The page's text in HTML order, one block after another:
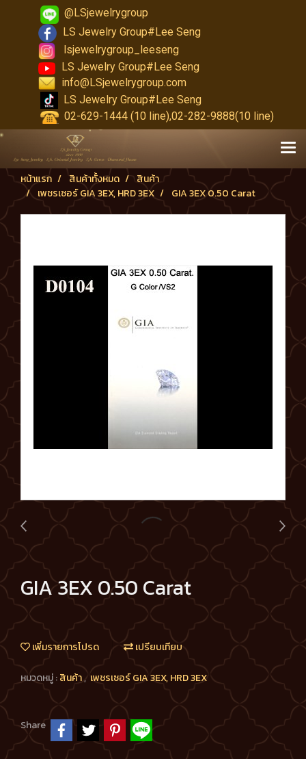
@LSjewelrygroup
LS Jewelry Group#Lee Seng
lsjewelrygroup_leeseng
LS Jewelry Group#Lee Seng
info@LSjewelrygroup.com
LS Jewelry Group#Lee Seng
02-629-1444 (10 line),02-282-9888(10 line)
หน้าแรก สินค้าทั้งหมด
สินค้า
เพชรเซอร์ GIA 3EX, HRD 3EX
GIA 3EX 0.50 Carat
GIA 3EX 0.50 Carat
เพิ่มรายการโปรด เปรียบเทียบ
หมวดหมู่ :สินค้า, เพชรเซอร์ GIA 3EX, HRD 3EX
Share